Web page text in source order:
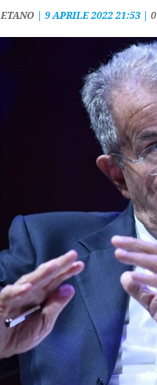
| 9 APRILE 2022 21:53 |